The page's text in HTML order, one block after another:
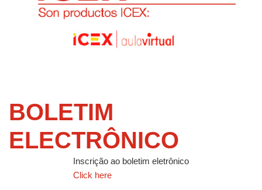
BOLETIM
ELECTRÔNICO
Inscrição ao boletim eletrônico
Click here